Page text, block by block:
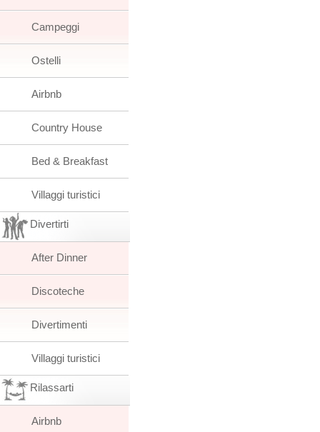
Campeggi
Ostelli
Airbnb
Country House
Bed & Breakfast
Villaggi turistici
Divertirti
After Dinner
Discoteche
Divertimenti
Villaggi turistici
Rilassarti
Airbnb